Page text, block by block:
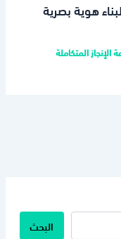
هوية بصرية
الإنجاز المتكاملة
البحث